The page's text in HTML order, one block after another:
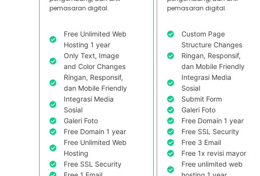
pemasaran digital.
Free Unlimited Web
Hosting 1 year
Only Text, Image
and Color Changes
Ringan, Responsif,
dan Mobile Friendly
Integrasi Media
Sosial
Galeri Foto
Free Domain 1 year
Free Unlimited Web
Hosting
Free SSL Security
pemasaran digital.
Custom Page
Structure Changes
Ringan, Responsif,
dan Mobile Friendly
Integrasi Media
Sosial
Submit Form
Galeri Foto
Free Domain 1 year
Free SSL Security
Free 3 Email
Free 1x revisi mayor
Free unlimited web